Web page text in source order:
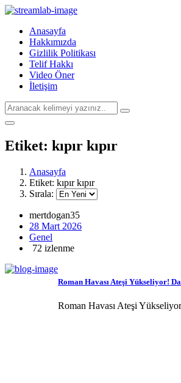
Anasayfa
Hakkımızda
Gizlilik Politikası
Telif Hakkı
Video Öner
İletişim
Etiket: kıpır kıpır
Anasayfa
Etiket: kıpır kıpır
Sırala:
mertdogan35
28 Mart 2026
Genel
72 izlenme
Roman Havası Ateşi Yükseliyor!
Roman Havası Ateşi